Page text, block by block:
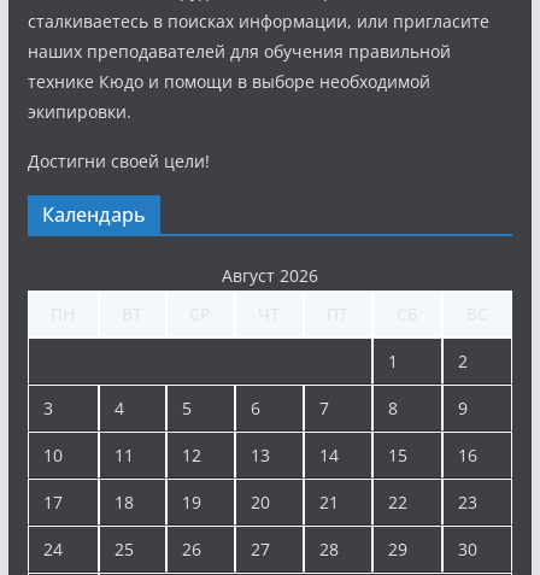
сталкиваетесь в поисках информации, или пригласите
наших преподавателей для обучения правильной
технике Кюдо и помощи в выборе необходимой
экипировки.
Достигни своей цели!
Календарь
Август 2026
1 2
3 4 5 6 7 8 9
10 11 12 13 14 15 16
17 18 19 20 21 22 23
24 25 26 27 28 29 30